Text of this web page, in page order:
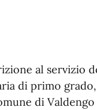
al servizio
di primo
di Valdengo